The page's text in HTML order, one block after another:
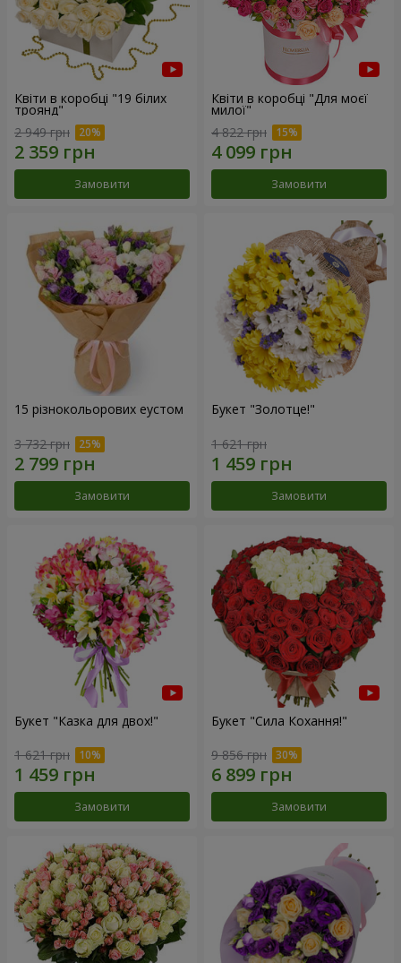
Квіти в коробці "19 білих
троянд"
2 949 грн
Замовити
Квіти в коробці "Для моєї
милої"
4 822 грн
Замовити
15 різнокольорових еустом
3 732 грн
Замовити
Букет "Золотце!"
1 621 грн
Замовити
Букет "Казка для двох!"
1 621 грн
Замовити
Букет "Сила Кохання!"
9 856 грн
Замовити